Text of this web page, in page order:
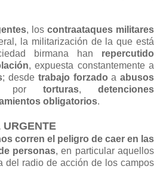
, los contraataques militares
la militarización de la que está
birmana han repercutido
, expuesta constantemente a
; desde trabajo forzado a abusos
por torturas, detenciones
obligatorios.
corren el peligro de caer en las
personas, en particular aquellos
del radio de acción de los campos